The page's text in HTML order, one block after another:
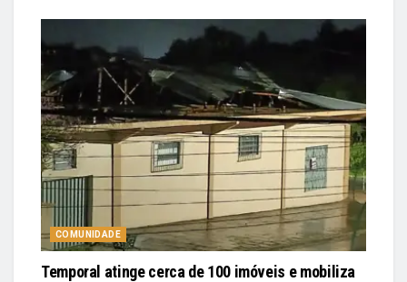
COMUNIDADE
Temporal atinge cerca de 100 imóveis e mobiliza